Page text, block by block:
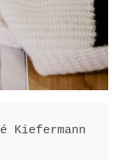
Kiefermann